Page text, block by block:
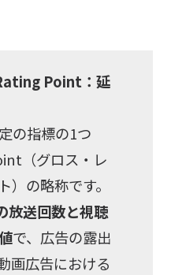
Point：延
の指標の1つ
（グロス・レ
）の略称です。
放送回数と視聴
で、広告の露出
画広告における